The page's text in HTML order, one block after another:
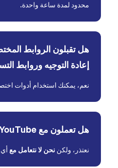
محدود لمدة ساعة واحدة.
هل تقبلون الروابط
إعادة التوجيه وروابط
نعم، يمكنك استخدام أدوات
هل تعملون مع YouTube؟
نعتذر، ولكن نحن لا نتعامل مع